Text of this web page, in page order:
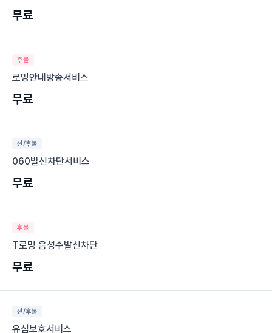
무료
후불
로밍안내방송서비스
무료
선/후불
060발신차단서비스
무료
후불
T로밍 음성수발신차단
무료
선/후불
유심보호서비스